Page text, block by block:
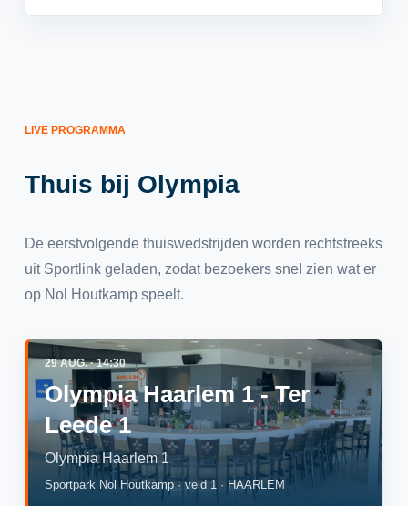
LIVE PROGRAMMA
Thuis bij Olympia
De eerstvolgende thuiswedstrijden worden rechtstreeks
uit Sportlink geladen, zodat bezoekers snel zien wat er
op Nol Houtkamp speelt.
29 AUG. · 14:30
Olympia Haarlem 1 - Ter
Leede 1
Olympia Haarlem 1
Sportpark Nol Houtkamp · veld 1 · HAARLEM